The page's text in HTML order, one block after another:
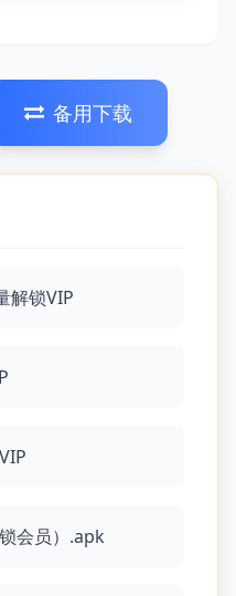
备用下载
解锁VIP
会员）.apk